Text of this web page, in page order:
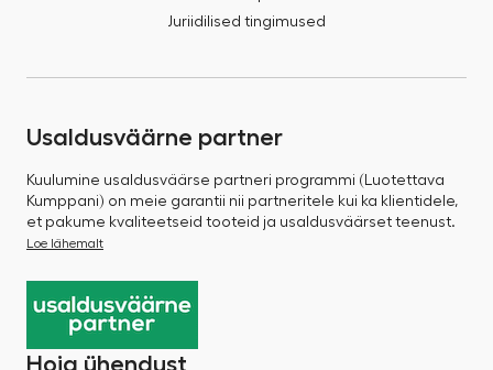
Juriidilised tingimused
Usaldusväärne partner
Kuulumine usaldusväärse partneri programmi (Luotettava
Kumppani) on meie garantii nii partneritele kui ka klientidele,
et pakume kvaliteetseid tooteid ja usaldusväärset teenust.
Loe lähemalt
Hoia ühendust